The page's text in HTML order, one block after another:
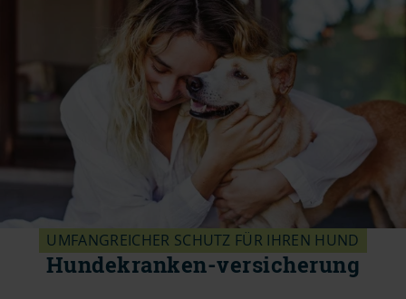
UMFANGREICHER SCHUTZ FÜR IHREN HUND
Hundekranken-versicherung